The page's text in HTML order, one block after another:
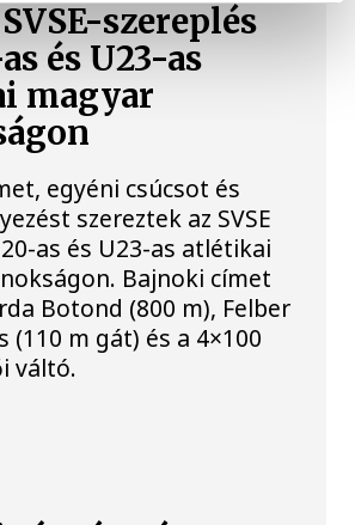
szereplés
és U23-as
magyar
egyéni csúcsot és
szereztek az SVSE
as és U23-as atlétikai
Bajnoki címet
Botond (800 m), Felber
(110 m gát) és a 4×100
váltó.